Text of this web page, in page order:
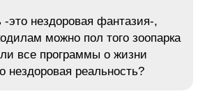
-это нездоровая фантазия-,
можно пол того зоопарка
все программы о жизни
нездоровая реальность?